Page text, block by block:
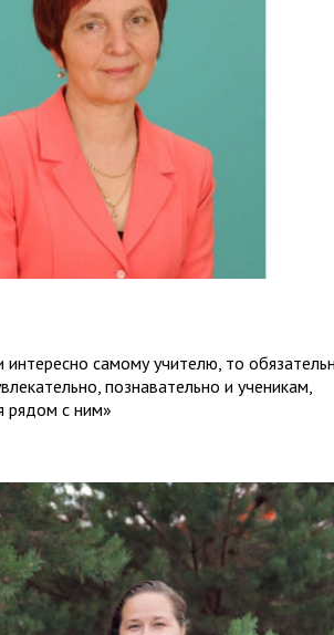
интересно самому учителю, то
познавательно и ученикам,
рядом с ним»